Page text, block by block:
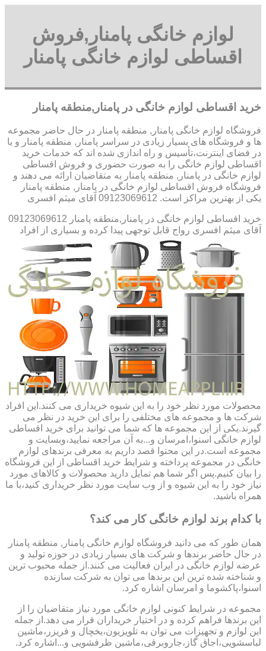
لوازم خانگی پامنار,فروش
اقساطی لوازم خانگی پامنار
خرید اقساطی لوازم خانگی در پامنار,منطقه پامنار
فروشگاه لوازم خانگی پامنار, منطقه پامنار در حال حاضر مجموعه
ها و فروشگاه های بسیار زیادی در سراسر پامنار, منطقه پامنار و یا
در فضای اینترنت،تأسیس و راه اندازی شده اند که خدمات خرید
اقساطی لوازم خانگی را به صورت حضوری و فروش اقساطی
لوازم خانگی در پامنار, منطقه پامنار به متقاضیان ارائه می دهند و
فروشگاه فروش اقساطی لوازم خانگی در پامنار, منطقه پامنار
یکی از بهترین مراکز است. 09123069612 آقای میثم افسری
خرید اقساطی لوازم خانگی در پامنار,منطقه پامنار 09123069612
آقای میثم افسری رواج قابل توجهی پیدا کرده و بسیاری از افراد
محصولات مورد نظر خود را به این شیوه خریداری می کنند.این افراد
شرکت ها و مجموعه های مختلفی را برای این خرید در نظر می
گیرند.یکی از این مجموعه ها که شما می توانید برای خرید اقساطی
لوازم خانگی اسنوا،امرسان و...به آن مراجعه نمایید،وبسایت و
مجموعه است.در این محتوا قصد داریم به معرفی برندهای لوازم
خانگی در مجموعه پرداخته و شرایط خرید اقساطی از این فروشگاه
را بیان کنیم.پس اگر شما هم تمایل دارید محصولات و کالاهای مورد
نیاز خود را به این شیوه و از وب سایت مورد نظر خریداری کنید،با ما
همراه باشید.
با کدام برند لوازم خانگی کار می کند؟
همان طور که می دانید فروشگاه لوازم خانگی پامنار, منطقه پامنار
در حال حاضر برندها و شرکت های بسیار زیادی در حوزه تولید و
عرضه لوازم خانگی در ایران فعالیت می کنند.از جمله محبوب ترین
و شناخته شده ترین این برندها می توان به شرکت سازنده
اسنوا،پاکشوما و امرسان اشاره کرد.
مجموعه در شرایط کنونی لوازم خانگی مورد نیاز متقاضیان را از
این برندها فراهم کرده و در اختیار خریداران قرار می دهد.از جمله
این لوازم و تجهیزات می توان به تلویزیون،یخچال و فریزر،ماشین
لباسشویی،اجاق گاز،جاروبرقی،ماشین ظرفشویی و...اشاره کرد.